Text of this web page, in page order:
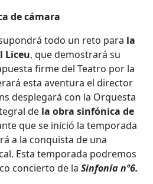
de cámara
todo un reto para la
Liceu, que demostrará su
firme del Teatro por la
esta aventura el director
desplegará con la Orquesta
de la obra sinfónica de
que se inició la temporada
a la conquista de una
Esta temporada podremos
concierto de la Sinfoníanº6.